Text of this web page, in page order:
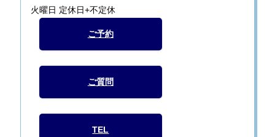
火曜日 定休日+不定休
ご予約
ご質問
TEL